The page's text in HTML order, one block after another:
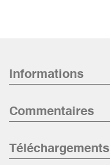
Informations
Commentaires
Téléchargements